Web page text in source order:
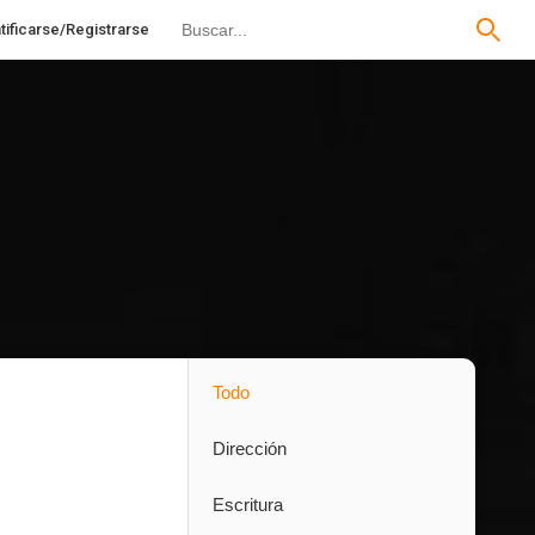
Registrarse
Todo
Dirección
Escritura